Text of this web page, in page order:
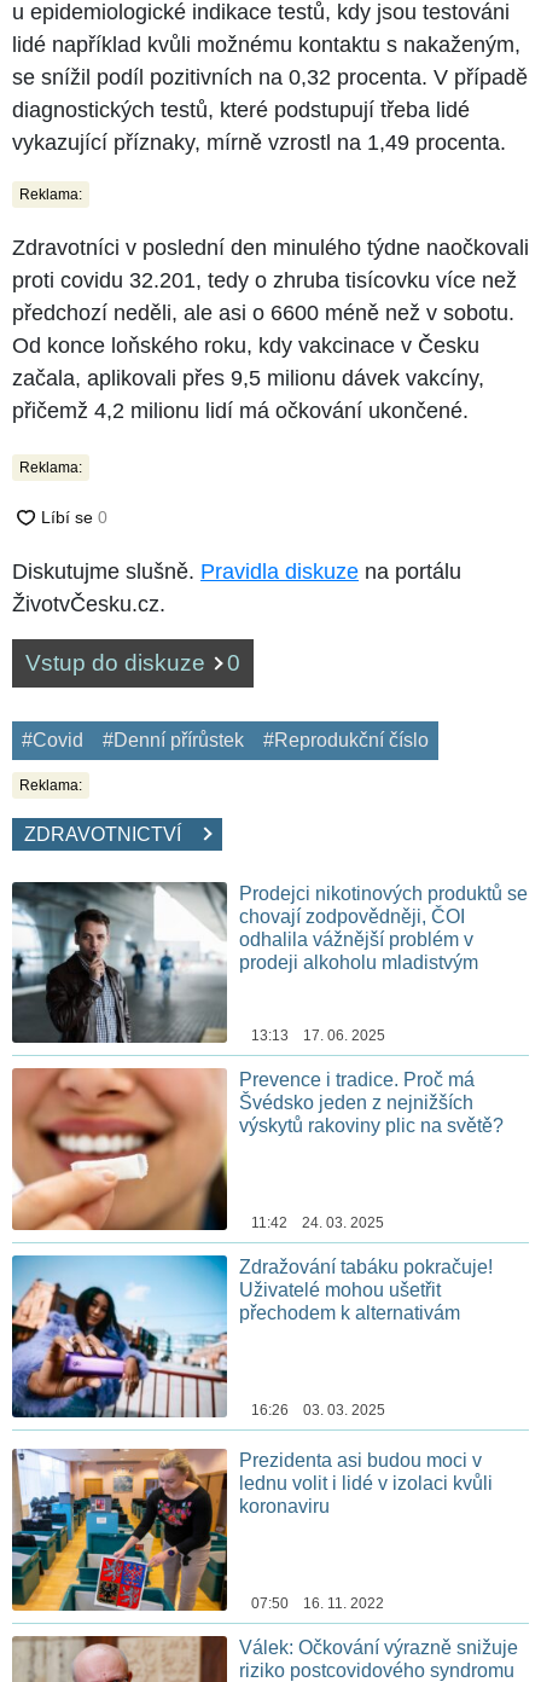
u epidemiologické indikace testů, kdy jsou testováni
lidé například kvůli možnému kontaktu s nakaženým,
se snížil podíl pozitivních na 0,32 procenta. V případě
diagnostických testů, které podstupují třeba lidé
vykazující příznaky, mírně vzrostl na 1,49 procenta.
Reklama:
Zdravotníci v poslední den minulého týdne naočkovali
proti covidu 32.201, tedy o zhruba tisícovku více než
předchozí neděli, ale asi o 6600 méně než v sobotu.
Od konce loňského roku, kdy vakcinace v Česku
začala, aplikovali přes 9,5 milionu dávek vakcíny,
přičemž 4,2 milionu lidí má očkování ukončené.
Reklama:
Diskutujme slušně. Pravidla diskuze na portálu
ŽivotvČesku.cz.
Vstup do diskuze 0
#Covid #Denní přírůstek #Reprodukční číslo
Reklama:
ZDRAVOTNICTVÍ
Prodejci nikotinových produktů se
chovají zodpovědněji, ČOI
odhalila vážnější problém v
prodeji alkoholu mladistvým
13:13 17. 06. 2025
Prevence i tradice. Proč má
Švédsko jeden z nejnižších
výskytů rakoviny plic na světě?
11:42 24. 03. 2025
Zdražování tabáku pokračuje!
Uživatelé mohou ušetřit
přechodem k alternativám
16:26 03. 03. 2025
Prezidenta asi budou moci v
lednu volit i lidé v izolaci kvůli
koronaviru
07:50 16. 11. 2022
Válek: Očkování výrazně snižuje
riziko postcovidového syndromu